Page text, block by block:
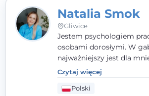
Natalia Smok
Gliwice
Jestem psychologiem
osobami dorosłymi. W
najważniejszy jest dla
- wierzę, że empatia,
zaangażowanie tworzą
przestrzeń, będącą
Czytaj więcej
Polski